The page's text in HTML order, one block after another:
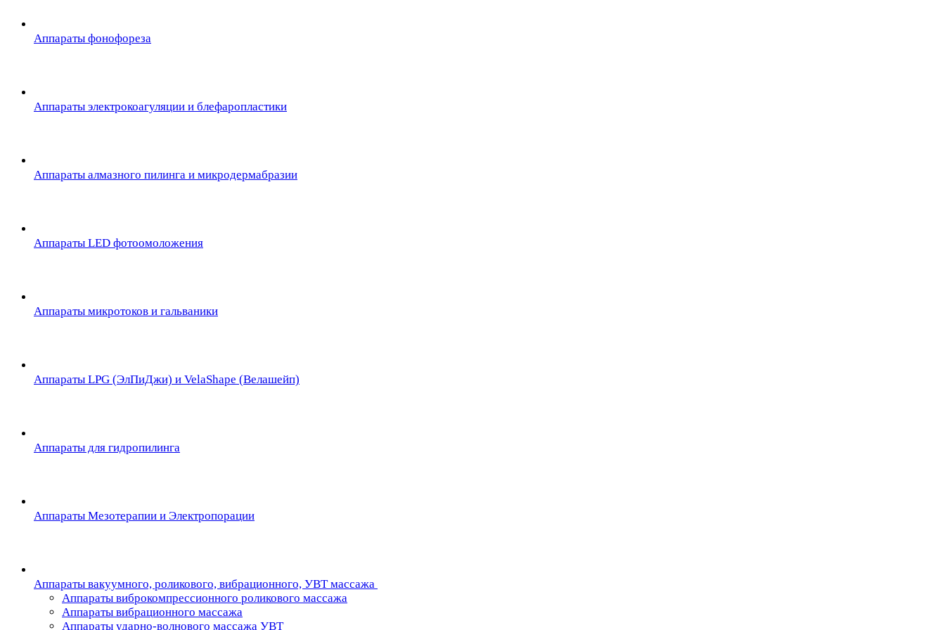
Аппараты фонофореза
Аппараты электрокоагуляции и блефаропластики
Аппараты алмазного пилинга и микродермабразии
Аппараты LED фотоомоложения
Аппараты микротоков и гальваники
Аппараты LPG (ЭлПиДжи) и VelaShape (Велашейп)
Аппараты для гидропилинга
Аппараты Мезотерапии и Электропорации
Аппараты вакуумного, роликового, вибрационного, УВТ массажа
Аппараты виброкомпрессионного роликового массажа
Аппараты вибрационного массажа
Аппараты ударно-волнового массажа УВТ